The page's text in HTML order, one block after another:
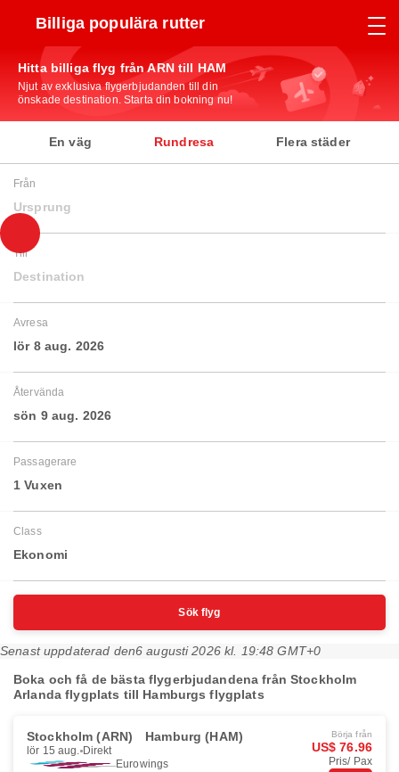
Billiga populära rutter
Hitta billiga flyg från ARN till HAM
Njut av exklusiva flygerbjudanden till din
önskade destination. Starta din bokning nu!
En väg Rundresa Flera städer
Från
Ursprung
Till
Destination
Avresa
lör 8 aug. 2026
Återvända
sön 9 aug. 2026
Passagerare
1 Vuxen
Class
Ekonomi
Sök flyg
Senast uppdaterad den6 augusti 2026 kl. 19:48 GMT+0
Boka och få de bästa flygerbjudandena från Stockholm
Arlanda flygplats till Hamburgs flygplats
Stockholm (ARN) Hamburg (HAM)
lör 15 aug. Direkt
Eurowings
Börja från
US$ 76.96
Pris/ Pax